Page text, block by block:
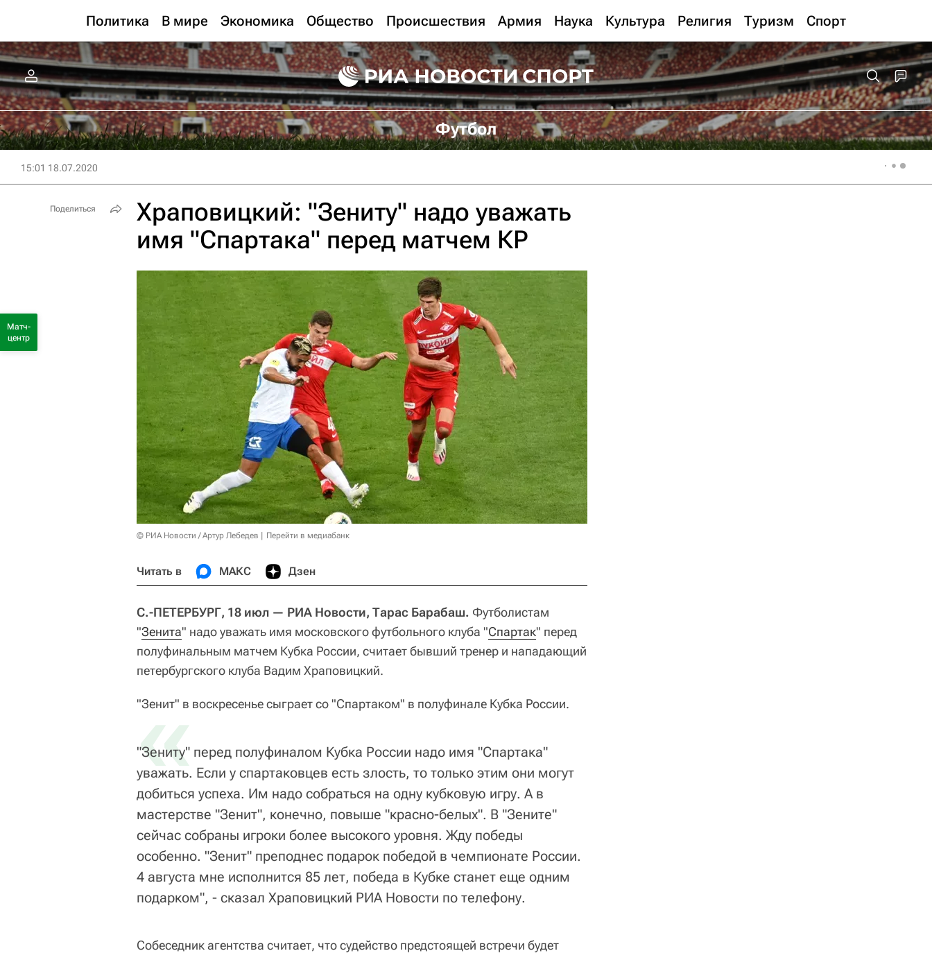
Политика В мире Экономика Общество Происшествия Армия Наука Культура Религия Туризм Спорт
Футбол
15:01 18.07.2020
Храповицкий: "Зениту" надо уважать
имя "Спартака" перед матчем КР
© РИА Новости / Артур Лебедев Перейти в медиабанк
Читать в МАКС Дзен
С.-ПЕТЕРБУРГ, 18 июл — РИА Новости, Тарас Барабаш. Футболистам
"Зенита" надо уважать имя московского футбольного клуба "Спартак" перед
полуфинальным матчем Кубка России, считает бывший тренер и нападающий
петербургского клуба Вадим Храповицкий.
"Зенит" в воскресенье сыграет со "Спартаком" в полуфинале Кубка России.
«
"Зениту" перед полуфиналом Кубка России надо имя "Спартака"
уважать. Если у спартаковцев есть злость, то только этим они могут
добиться успеха. Им надо собраться на одну кубковую игру. А в
мастерстве "Зенит", конечно, повыше "красно-белых". В "Зените"
сейчас собраны игроки более высокого уровня. Жду победы
особенно. "Зенит" преподнес подарок победой в чемпионате России.
4 августа мне исполнится 85 лет, победа в Кубке станет еще одним
подарком", - сказал Храповицкий РИА Новости по телефону.
Собеседник агентства считает, что судейство предстоящей встречи будет
Поделиться
Матч-
центр